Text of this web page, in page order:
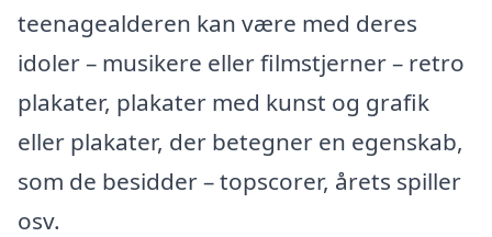
teenagealderen kan være med deres
idoler – musikere eller filmstjerner – retro
plakater, plakater med kunst og grafik
eller plakater, der betegner en egenskab,
som de besidder – topscorer, årets spiller
osv.